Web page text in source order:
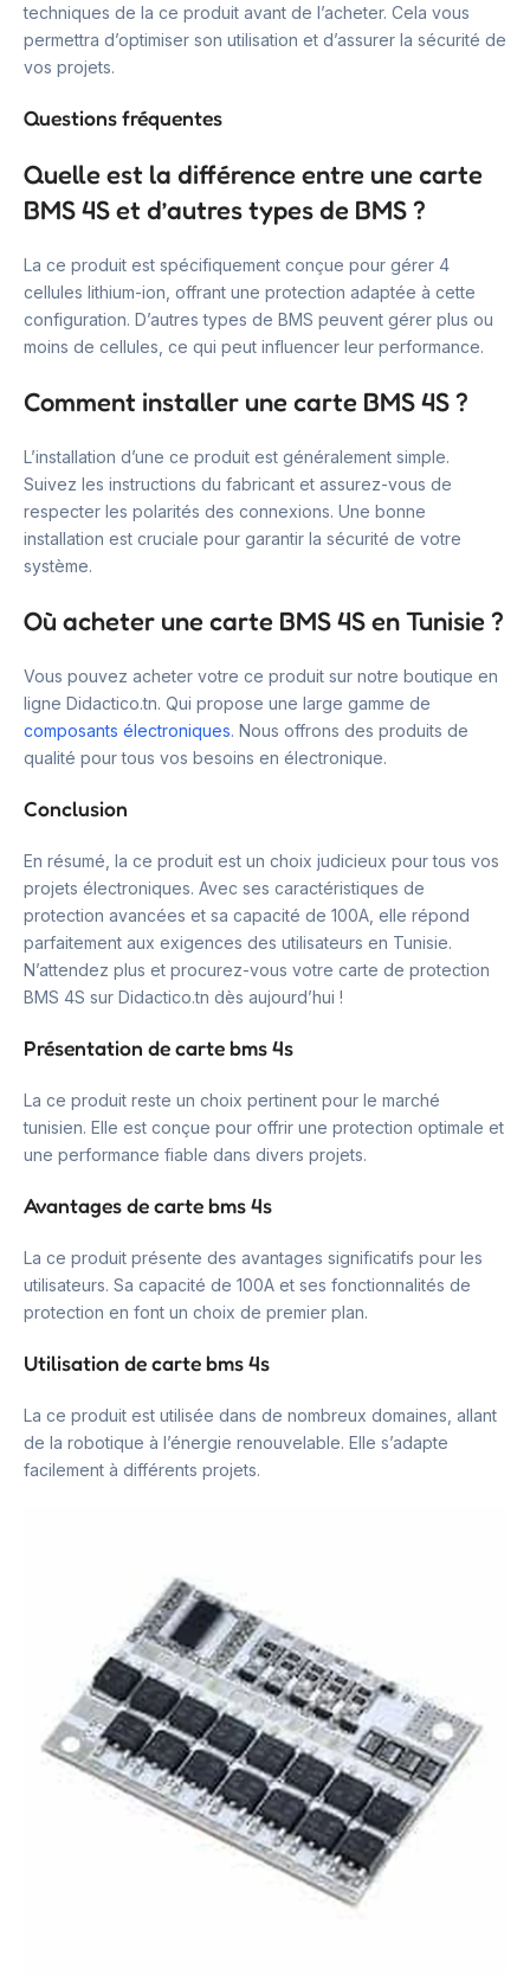
techniques de la ce produit avant de l’acheter. Cela vous
permettra d’optimiser son utilisation et d’assurer la sécurité de
vos projets.
Questions fréquentes
Quelle est la différence entre une carte
BMS 4S et d’autres types de BMS ?
La ce produit est spécifiquement conçue pour gérer 4
cellules lithium-ion, offrant une protection adaptée à cette
configuration. D’autres types de BMS peuvent gérer plus ou
moins de cellules, ce qui peut influencer leur performance.
Comment installer une carte BMS 4S ?
L’installation d’une ce produit est généralement simple.
Suivez les instructions du fabricant et assurez-vous de
respecter les polarités des connexions. Une bonne
installation est cruciale pour garantir la sécurité de votre
système.
Où acheter une carte BMS 4S en Tunisie ?
Vous pouvez acheter votre ce produit sur notre boutique en
ligne Didactico.tn. Qui propose une large gamme de
composants électroniques. Nous offrons des produits de
qualité pour tous vos besoins en électronique.
Conclusion
En résumé, la ce produit est un choix judicieux pour tous vos
projets électroniques. Avec ses caractéristiques de
protection avancées et sa capacité de 100A, elle répond
parfaitement aux exigences des utilisateurs en Tunisie.
N’attendez plus et procurez-vous votre carte de protection
BMS 4S sur Didactico.tn dès aujourd’hui !
Présentation de carte bms 4s
La ce produit reste un choix pertinent pour le marché
tunisien. Elle est conçue pour offrir une protection optimale et
une performance fiable dans divers projets.
Avantages de carte bms 4s
La ce produit présente des avantages significatifs pour les
utilisateurs. Sa capacité de 100A et ses fonctionnalités de
protection en font un choix de premier plan.
Utilisation de carte bms 4s
La ce produit est utilisée dans de nombreux domaines, allant
de la robotique à l’énergie renouvelable. Elle s’adapte
facilement à différents projets.